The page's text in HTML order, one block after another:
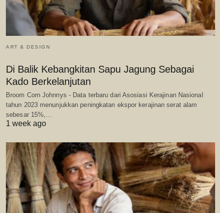
ART & DESIGN
Di Balik Kebangkitan Sapu Jagung Sebagai
Kado Berkelanjutan
Broom Corn Johnnys - Data terbaru dari Asosiasi Kerajinan Nasional
tahun 2023 menunjukkan peningkatan ekspor kerajinan serat alam
sebesar 15%,…
1 week ago